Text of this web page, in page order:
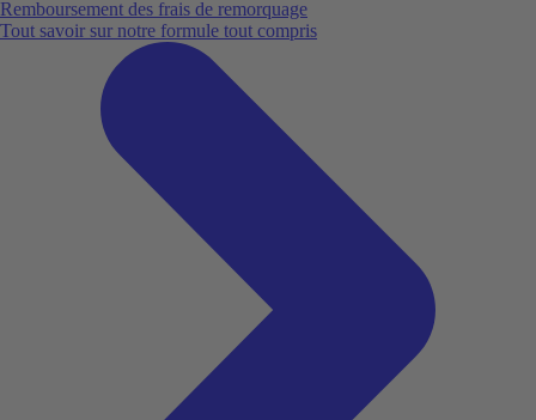
Remboursement des frais de remorquage
Tout savoir sur notre formule tout compris